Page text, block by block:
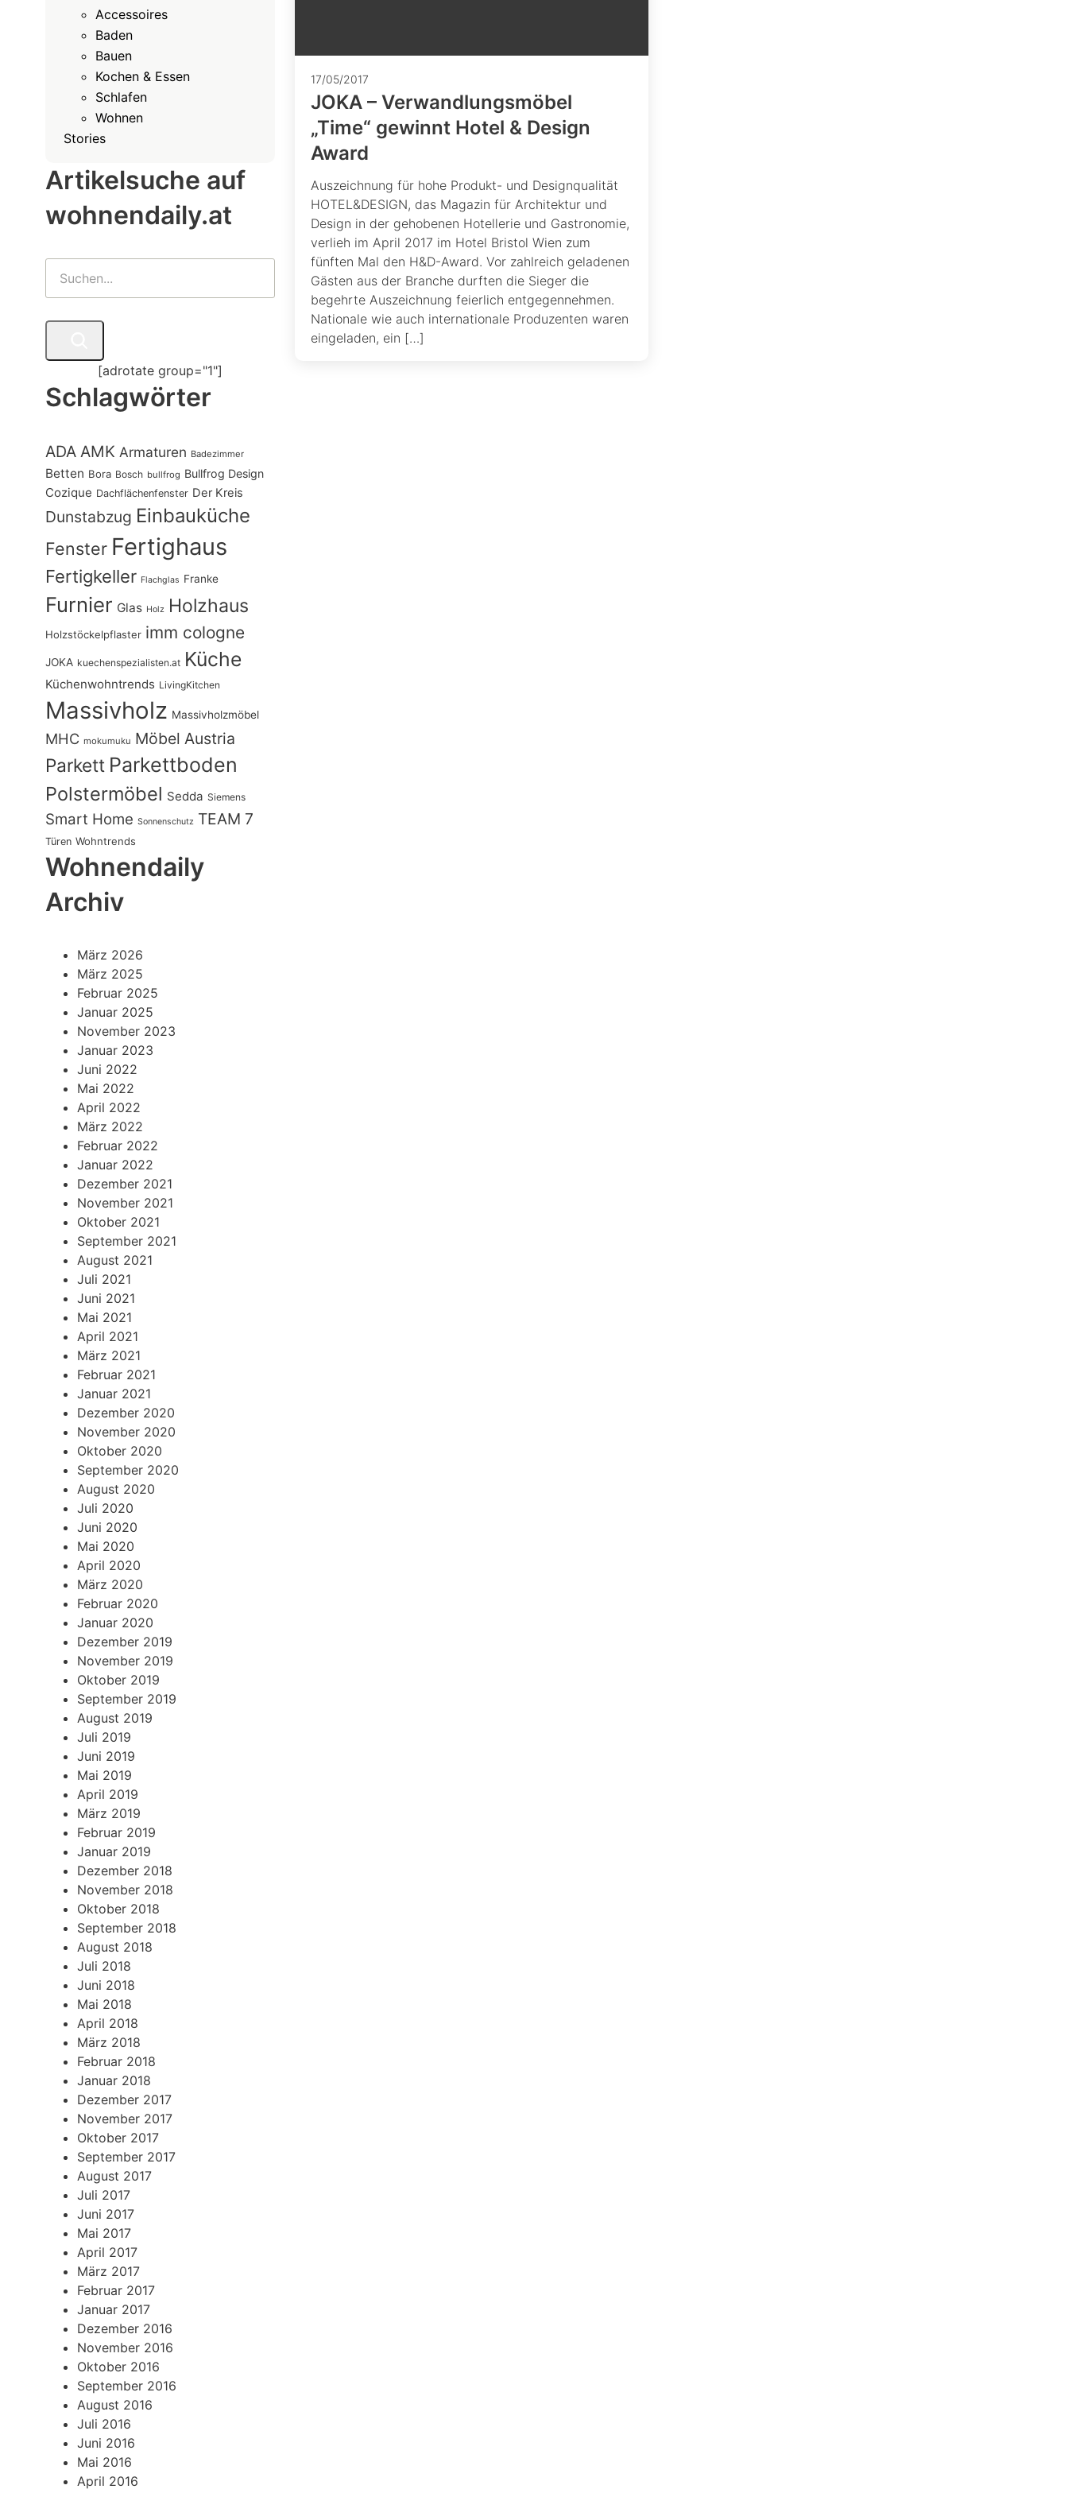
Accessoires
Baden
Bauen
Kochen & Essen
Schlafen
Wohnen
Stories
Artikelsuche auf
wohnendaily.at
[adrotate group="1"]
Schlagwörter
ADA AMK Armaturen Badezimmer
Betten Bora Bosch bullfrog Bullfrog Design
Cozique Dachflächenfenster Der Kreis
Dunstabzug Einbauküche
Fenster Fertighaus
Fertigkeller Flachglas Franke
Furnier Glas Holz Holzhaus
Holzstöckelpflaster imm cologne
JOKA kuechenspezialisten.at Küche
Küchenwohntrends LivingKitchen
Massivholz Massivholzmöbel
MHC mokumuku Möbel Austria
Parkett Parkettboden
Polstermöbel Sedda Siemens
Smart Home Sonnenschutz TEAM 7
Türen Wohntrends
Wohnendaily
Archiv
März 2026
März 2025
Februar 2025
Januar 2025
November 2023
Januar 2023
Juni 2022
Mai 2022
April 2022
März 2022
Februar 2022
Januar 2022
Dezember 2021
November 2021
Oktober 2021
September 2021
August 2021
Juli 2021
Juni 2021
Mai 2021
April 2021
März 2021
Februar 2021
Januar 2021
Dezember 2020
November 2020
Oktober 2020
September 2020
August 2020
Juli 2020
Juni 2020
Mai 2020
April 2020
März 2020
Februar 2020
Januar 2020
Dezember 2019
November 2019
Oktober 2019
September 2019
August 2019
Juli 2019
Juni 2019
Mai 2019
April 2019
März 2019
Februar 2019
Januar 2019
Dezember 2018
November 2018
Oktober 2018
September 2018
August 2018
Juli 2018
Juni 2018
Mai 2018
April 2018
März 2018
Februar 2018
Januar 2018
Dezember 2017
November 2017
Oktober 2017
September 2017
August 2017
Juli 2017
Juni 2017
Mai 2017
April 2017
März 2017
Februar 2017
Januar 2017
Dezember 2016
November 2016
Oktober 2016
September 2016
August 2016
Juli 2016
Juni 2016
Mai 2016
April 2016
17/05/2017
JOKA – Verwandlungsmöbel
„Time“ gewinnt Hotel & Design
Award
Auszeichnung für hohe Produkt- und Designqualität
HOTEL&DESIGN, das Magazin für Architektur und
Design in der gehobenen Hotellerie und Gastronomie,
verlieh im April 2017 im Hotel Bristol Wien zum
fünften Mal den H&D-Award. Vor zahlreich geladenen
Gästen aus der Branche durften die Sieger die
begehrte Auszeichnung feierlich entgegennehmen.
Nationale wie auch internationale Produzenten waren
eingeladen, ein […]